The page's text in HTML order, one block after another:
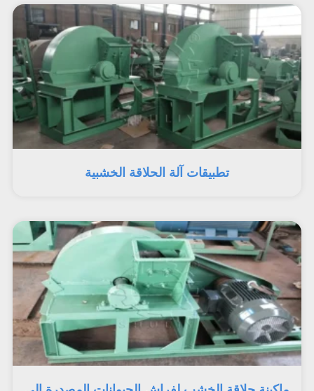
تطبيقات آلة الحلاقة الخشبية